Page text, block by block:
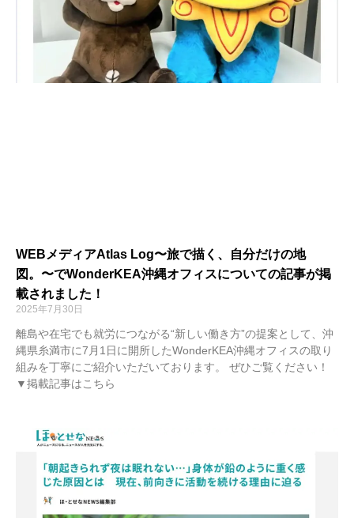
WEBメディアAtlas Log〜旅で描く、自分だけの地
図。〜でWonderKEA沖縄オフィスについての記事が掲
載されました！
2025年7月30日
離島や在宅でも就労につながる“新しい働き方”の提案として、沖
縄県糸満市に7月1日に開所したWonderKEA沖縄オフィスの取り
組みを丁寧にご紹介いただいております。 ぜひご覧ください！
▼掲載記事はこちら